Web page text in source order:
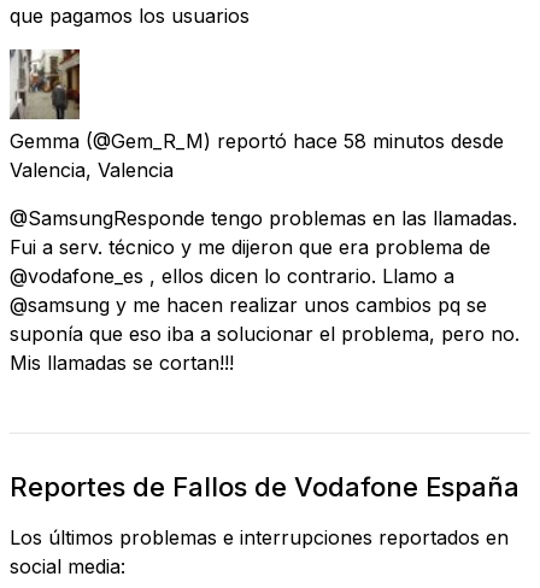
que pagamos los usuarios
Gemma (@Gem_R_M) reportó hace 58 minutos desde
Valencia, Valencia
@SamsungResponde tengo problemas en las llamadas.
Fui a serv. técnico y me dijeron que era problema de
@vodafone_es , ellos dicen lo contrario. Llamo a
@samsung y me hacen realizar unos cambios pq se
suponía que eso iba a solucionar el problema, pero no.
Mis llamadas se cortan!!!
Reportes de Fallos de Vodafone España
Los últimos problemas e interrupciones reportados en
social media: